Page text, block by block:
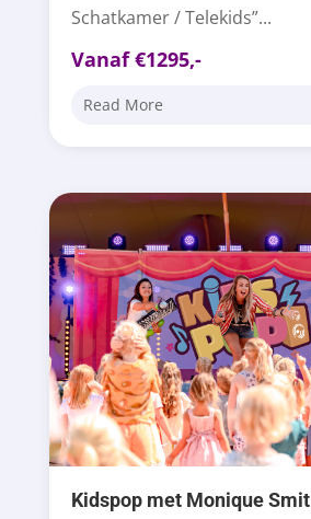
Schatkamer / Telekids”...
Vanaf €1295,-
Read More
Kidspop met Monique Smit